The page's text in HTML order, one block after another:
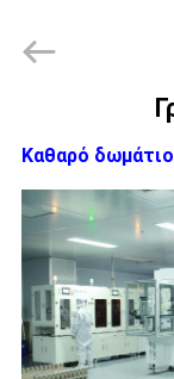
ΣΕΛΊΔΑ
ΠΡΟΪΌΝΤΑ
ΒΊΝΤΕΟ
Technology.
Καθαρό